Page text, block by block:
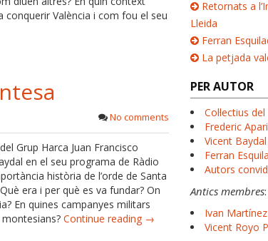
conquerir València i com fou el seu
No comments
Grup Harca Juan Francisco
en el seu programa de Ràdio
història de l’orde de Santa
era i per què es va fundar? On
En quines campanyes militars
Continue reading →
Retornats a
Lleida
Ferran
La petjada
PER AUTOR
Col·lectius
Frederic
Vicent Baydal
Ferran
Autors
Antics membres:
Ivan
Vicent Royo